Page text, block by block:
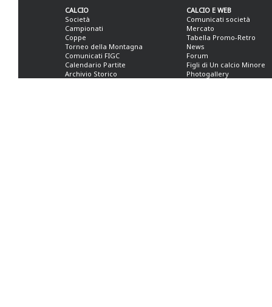
CALCIO
Società
Campionati
Coppe
Torneo della Montagna
Comunicati FIGC
Calendario Partite
Archivio Storico
CALCIO E WEB
Comunicati società
Mercato
Tabella Promo-Retro
News
Forum
Figli di Un calcio Minore
Photogallery